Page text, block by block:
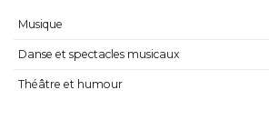
Musique
Danse et spectacles musicaux
Théâtre et humour